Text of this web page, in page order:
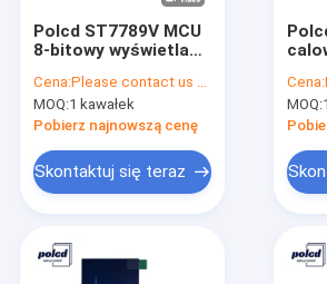
Produkty
Polcd ST7789V MCU
8-bitowy wyświetlacz
IPS TFT do
zastosowań
komercyjnych
Cena:Please contact us for latest price
MOQ:1 kawałek
Pobierz najnowszą cenę
Skontaktuj się teraz
LCD
Cena:
MOQ: